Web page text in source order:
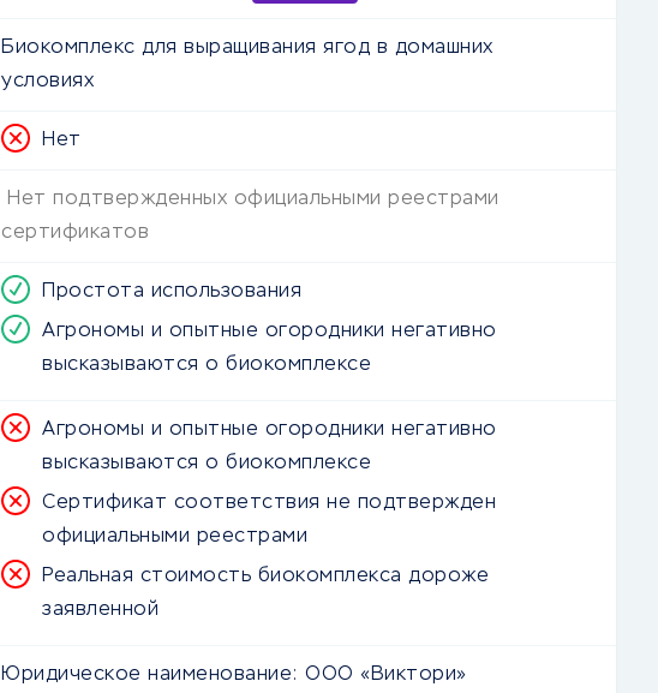
Биокомплекс для выращивания ягод в домашних
условиях
Нет
Нет подтвержденных официальными реестрами
сертификатов
Простота использования
Агрономы и опытные огородники негативно
высказываются о биокомплексе
Агрономы и опытные огородники негативно
высказываются о биокомплексе
Сертификат соответствия не подтвержден
официальными реестрами
Реальная стоимость биокомплекса дороже
заявленной
Юридическое наименование: ООО «Виктори»